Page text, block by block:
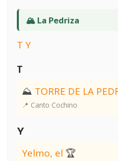
🏔️ La Pedriza
T Y
T
⛰ TORRE DE LA
📍 Canto Cochino
Y
Yelmo, el 🏆